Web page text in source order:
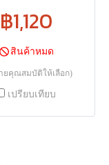
฿1,120
สินค้าหมด
ยคุณสมบัติให้เลือก)
เปรียบเทียบ